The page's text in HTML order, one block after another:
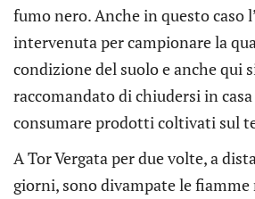
fumo nero. Anche in questo caso
intervenuta per campionare la
condizione del suolo e anche qui
raccomandato di chiudersi in
consumare prodotti coltivati sul
A Tor Vergata per due volte, a
giorni, sono divampate le fiamme